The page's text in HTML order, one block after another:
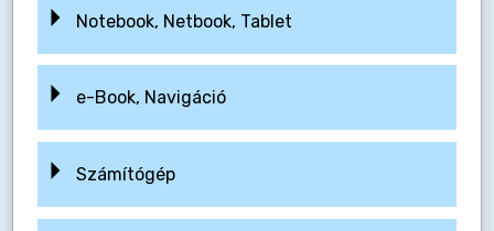
Notebook, Netbook, Tablet
e-Book, Navigáció
Számítógép